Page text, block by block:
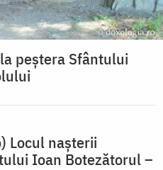
peștera Sfântului
Locul nașterii
Ioan Botezătorul –